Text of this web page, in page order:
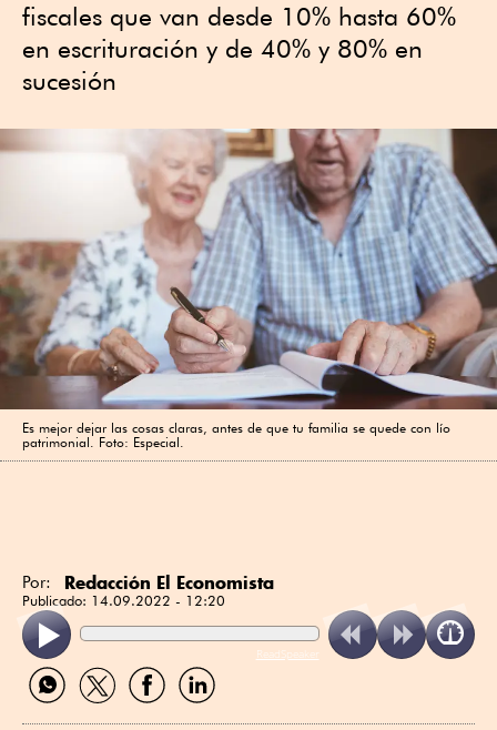
fiscales que van desde 10% hasta 60%
en escrituración y de 40% y 80% en
sucesión
Es mejor dejar las cosas claras, antes de que tu familia se quede con lío
patrimonial. Foto: Especial.
Por: Redacción El Economista
Publicado: 14.09.2022 - 12:20
ReadSpeaker
Compartir
por
Compartir
por
Compartir
por
Compartir
por